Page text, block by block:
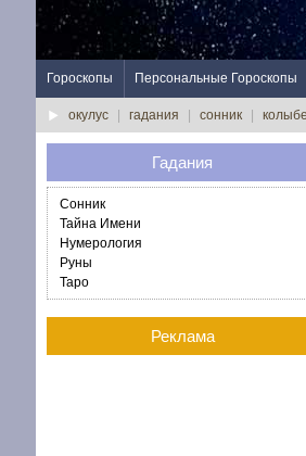
Гороскопы Персональные Гороскопы
окулус гадания сонник
Гадания
Сонник
Тайна Имени
Нумерология
Руны
Таро
Реклама